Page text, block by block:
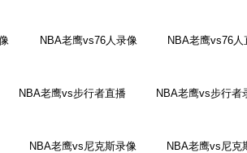
NBA老鹰vs76人录像 NBA老鹰vs76人
NBA老鹰vs步行者直播 NBA老鹰vs步行者
NBA老鹰vs尼克斯录像 NBA老鹰vs尼克